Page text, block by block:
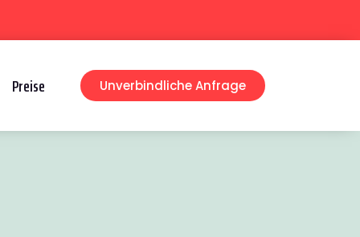
Preise Unverbindliche Anfrage